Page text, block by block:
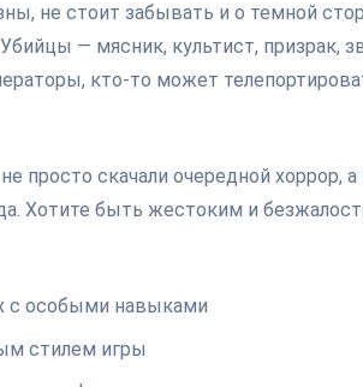
не стоит забывать и о темной
— мясник, культист, призрак,
кто-то может
просто скачали очередной хоррор,
Хотите быть жестоким и
с особыми навыками
стилем игры